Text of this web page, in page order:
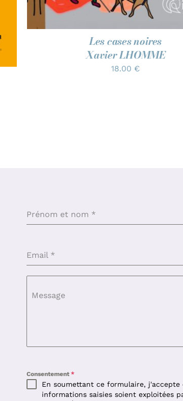
Les cases noires
Xavier LHOMME
18.00 €
Prénom et nom *
Email *
Message
Consentement *
En soumettant ce formulaire, j'accepte
informations saisies soient exploitées